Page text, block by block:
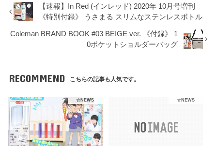
【速報】In Red (インレッド) 2020年 10月号増刊
《特別付録》 うさまる スリムなステンレスボトル
Coleman BRAND BOOK #03 BEIGE ver. 《付録》 1
0ポケットショルダーバッグ
RECOMMEND こちらの記事も人気です。
☆NEWS ☆NEWS